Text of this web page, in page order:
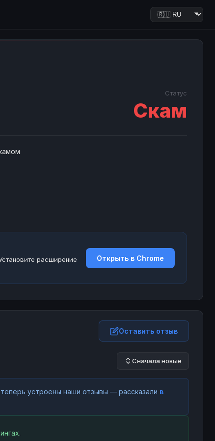
Статус
Скам
расширение
Открыть в Chrome
Оставить отзыв
Сначала новые
устроены наши отзывы — рассказали в